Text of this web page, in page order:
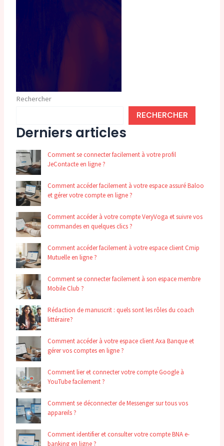
Rechercher
RECHERCHER
Derniers articles
Comment se connecter facilement à votre profil
JeContacte en ligne ?
Comment accéder facilement à votre espace assuré Baloo
et gérer votre compte en ligne ?
Comment accéder à votre compte VeryVoga et suivre vos
commandes en quelques clics ?
Comment accéder facilement à votre espace client Cmip
Mutuelle en ligne ?
Comment se connecter facilement à son espace membre
Mobile Club ?
Rédaction de manuscrit : quels sont les rôles du coach
littéraire ?
Comment accéder à votre espace client Axa Banque et
gérer vos comptes en ligne ?
Comment lier et connecter votre compte Google à
YouTube facilement ?
Comment se déconnecter de Messenger sur tous vos
appareils ?
Comment identifier et consulter votre compte BNA e-
banking en ligne ?